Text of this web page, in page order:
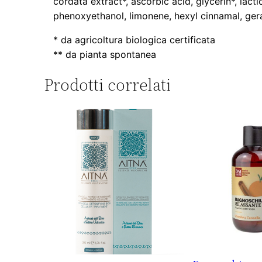
phenoxyethanol, limonene, hexyl cinnamal,
* da agricoltura biologica certificata
** da pianta spontanea
Prodotti correlati